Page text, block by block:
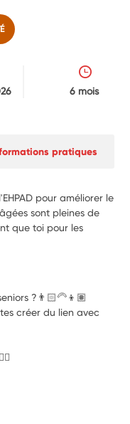
6 mois
pratiques
pour améliorer le
sont pleines de
que toi pour les
?👨🏻‍🦳👦🏽
créer du lien avec